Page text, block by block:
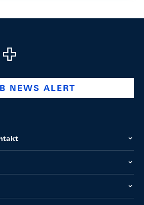
company/swiss-national-
@swissnationalbank
NEWS ALERT